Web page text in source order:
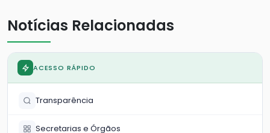
Notícias Relacionadas
ACESSO RÁPIDO
Transparência
Secretarias e Órgãos